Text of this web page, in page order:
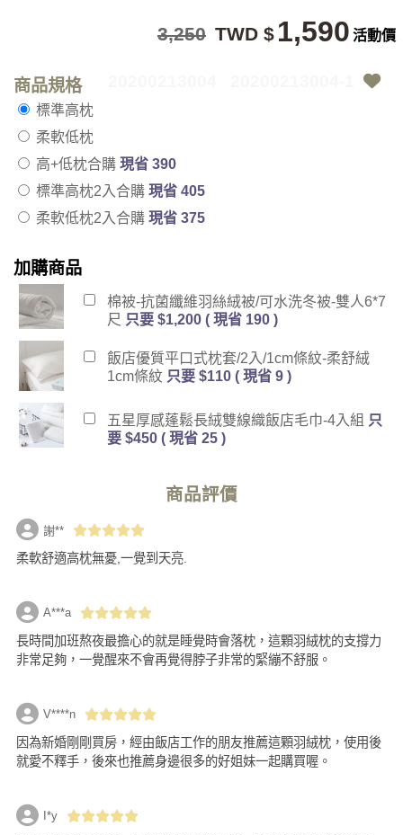
活動價
1,590
TWD $
3,250
商品規格
標準高枕
柔軟低枕
高+低枕合購 現省 390
標準高枕2入合購 現省 405
柔軟低枕2入合購 現省 375
加購商品
棉被-抗菌纖維羽絲絨被/可水洗冬被-雙人6*7
尺 只要 $1,200 ( 現省 190 )
飯店優質平口式枕套/2入/1cm條紋-柔舒絨
1cm條紋 只要 $110 ( 現省 9 )
五星厚感蓬鬆長絨雙線織飯店毛巾-4入組 只
要 $450 ( 現省 25 )
商品評價
謝**
柔軟舒適高枕無憂,一覺到天亮.
A***a
長時間加班熬夜最擔心的就是睡覺時會落枕，這顆羽絨枕的支撐力
非常足夠，一覺醒來不會再覺得脖子非常的緊繃不舒服。
V****n
因為新婚剛剛買房，經由飯店工作的朋友推薦這顆羽絨枕，使用後
就愛不釋手，後來也推薦身邊很多的好姐妹一起購買喔。
I*y